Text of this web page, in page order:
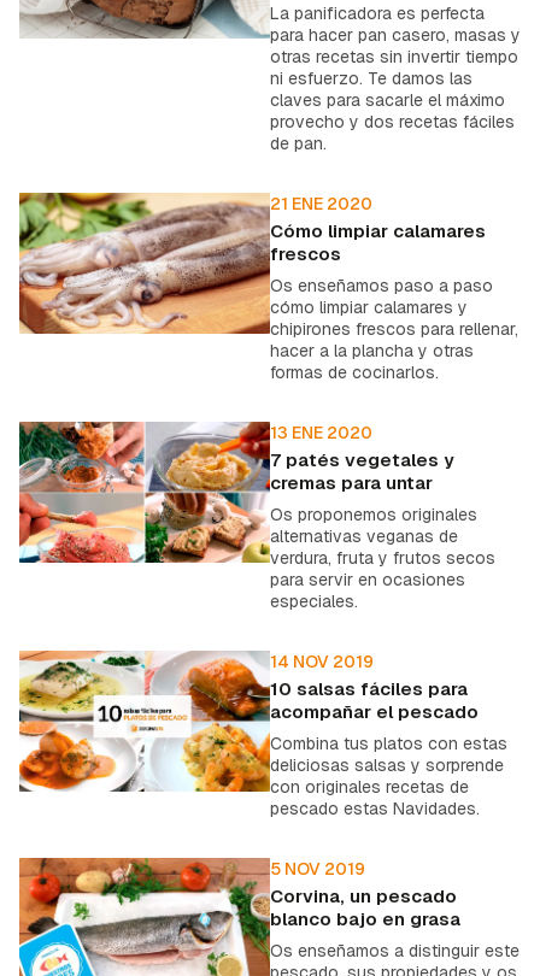
La panificadora es perfecta
para hacer pan casero, masas y
otras recetas sin invertir tiempo
ni esfuerzo. Te damos las
claves para sacarle el máximo
provecho y dos recetas fáciles
de pan.
21 ENE 2020
Cómo limpiar calamares
frescos
Os enseñamos paso a paso
cómo limpiar calamares y
chipirones frescos para rellenar,
hacer a la plancha y otras
formas de cocinarlos.
13 ENE 2020
7 patés vegetales y
cremas para untar
Os proponemos originales
alternativas veganas de
verdura, fruta y frutos secos
para servir en ocasiones
especiales.
14 NOV 2019
10 salsas fáciles para
acompañar el pescado
Combina tus platos con estas
deliciosas salsas y sorprende
con originales recetas de
pescado estas Navidades.
5 NOV 2019
Corvina, un pescado
blanco bajo en grasa
Os enseñamos a distinguir este